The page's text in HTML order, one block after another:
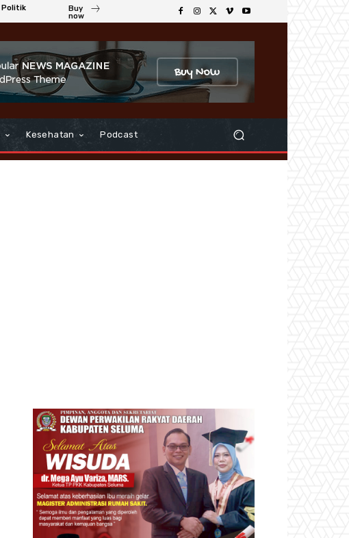
Politik
Buy
now
Kesehatan Podcast